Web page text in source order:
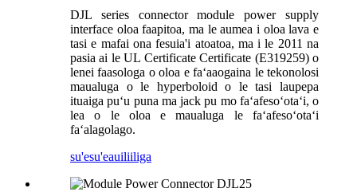
DJL series connector module power supply
interface oloa faapitoa, ma le aumea i oloa lava e
tasi e mafai ona fesuia'i atoatoa, ma i le 2011 na
pasia ai le UL Certificate Certificate (E319259) o
lenei faasologa o oloa e faʻaaogaina le tekonolosi
maualuga o le hyperboloid o le tasi laupepa
ituaiga puʻu puna ma jack pu mo faʻafesoʻotaʻi, o
lea o le oloa e maualuga le faʻafesoʻotaʻi
faʻalagolago.
su'esu'eauiliiliga